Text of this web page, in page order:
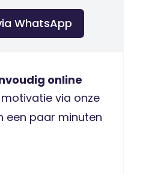
WhatsApp
online
via onze
een paar minuten